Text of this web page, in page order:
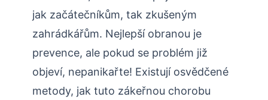
jak začátečníkům, tak zkušeným
zahrádkářům. Nejlepší obranou je
prevence, ale pokud se problém již
objeví, nepanikařte! Existují ⁢osvědčené
metody, jak tuto zákeřnou chorobu